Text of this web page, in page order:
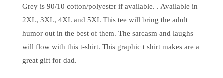
Grey is 90/10 cotton/polyester if available. . Available in
2XL, 3XL, 4XL and 5XL This tee will bring the adult
humor out in the best of them. The sarcasm and laughs
will flow with this t-shirt. This graphic t shirt makes are a
great gift for dad.